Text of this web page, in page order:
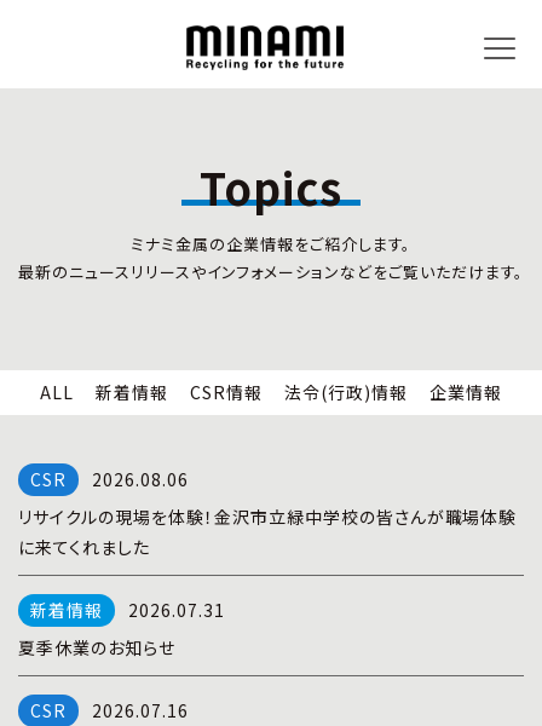
CSR情報
企業情報
全国事業所紹介
事業内容
リサイクルサービス
小型家電リサイクル法
全国の回収対応
プライバシーポリシー
Topics
ミナミ金属の企業情報をご紹介します。
最新のニュースリリースやインフォメーションなどをご覧いただけます。
ALL 新着情報 CSR情報 法令(行政)情報 企業情報
2026.08.06
リサイクルの現場を体験！金沢市立緑中学校の皆さんが職場体験
に来てくれました
2026.07.31
夏季休業のお知らせ
2026.07.16